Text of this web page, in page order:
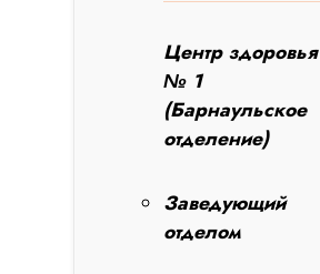
Центр здоровья
№ 1
(Барнаульское
отделение)
Заведующий
отделом